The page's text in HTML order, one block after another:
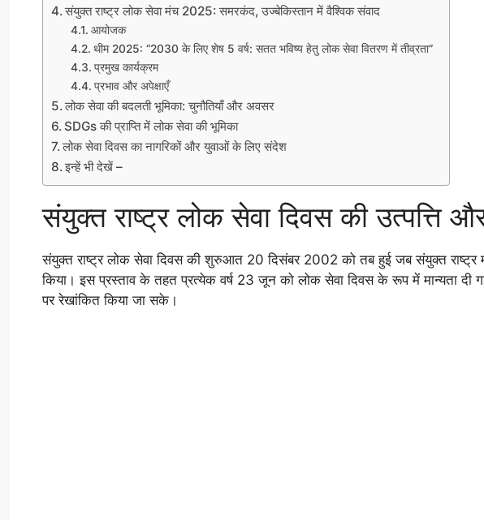
संयुक्त राष्ट्र लोक सेवा मंच 2025: समरकंद, उज्बेकिस्तान में वैश्विक संवाद
आयोजक
थीम 2025: “2030 के लिए शेष 5 वर्ष: सतत भविष्य हेतु लोक सेवा वितरण में तीव्रता”
प्रमुख कार्यक्रम
प्रभाव और अपेक्षाएँ
लोक सेवा की बदलती भूमिका: चुनौतियाँ और अवसर
SDGs की प्राप्ति में लोक सेवा की भूमिका
लोक सेवा दिवस का नागरिकों और युवाओं के लिए संदेश
इन्हें भी देखें –
संयुक्त राष्ट्र लोक सेवा दिवस की उत्पत्ति
संयुक्त राष्ट्र लोक सेवा दिवस की शुरुआत 20 दिसंबर 2002 को तब हुई जब संयुक्त राष्ट्र
किया। इस प्रस्ताव के तहत प्रत्येक वर्ष 23 जून को लोक सेवा दिवस के रूप में मान्यता दी
पर रेखांकित किया जा सके।